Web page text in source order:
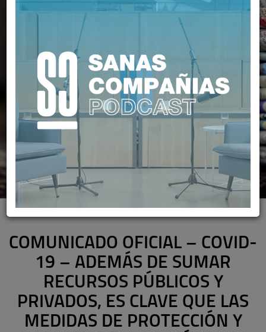
COMUNICADOS
COMUNICADO OFICIAL – COVID-
19 – ADEMÁS DE SUMAR
RECURSOS PÚBLICOS Y
PRIVADOS, ES CLAVE QUE LAS
MEDIDAS DE PROTECCIÓN Y